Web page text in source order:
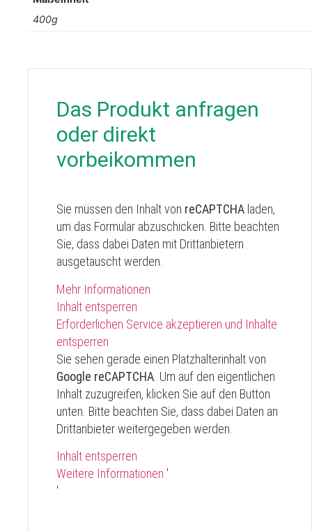
400g
Das Produkt anfragen
oder direkt
vorbeikommen
Sie müssen den Inhalt von reCAPTCHA laden,
um das Formular abzuschicken. Bitte beachten
Sie, dass dabei Daten mit Drittanbietern
ausgetauscht werden.
Mehr Informationen
Inhalt entsperren
Erforderlichen Service akzeptieren und Inhalte
entsperren
Sie sehen gerade einen Platzhalterinhalt von
Google reCAPTCHA . Um auf den eigentlichen
Inhalt zuzugreifen, klicken Sie auf den Button
unten. Bitte beachten Sie, dass dabei Daten an
Drittanbieter weitergegeben werden.
Inhalt entsperren
Weitere Informationen '
'